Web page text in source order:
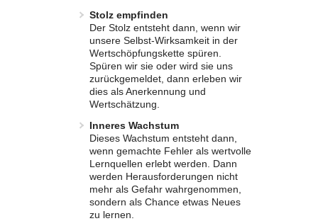
Stolz empfinden
Der Stolz entsteht dann, wenn wir
unsere Selbst-Wirksamkeit in der
Wertschöpfungskette spüren.
Spüren wir sie oder wird sie uns
zurückgemeldet, dann erleben wir
dies als Anerkennung und
Wertschätzung.
Inneres Wachstum
Dieses Wachstum entsteht dann,
wenn gemachte Fehler als wertvolle
Lernquellen erlebt werden. Dann
werden Herausforderungen nicht
mehr als Gefahr wahrgenommen,
sondern als Chance etwas Neues
zu lernen.